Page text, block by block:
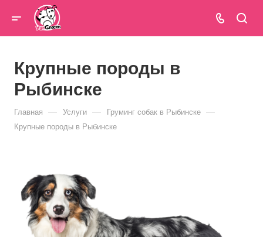
Крупные породы в
Рыбинске
Главная — Услуги — Груминг собак в Рыбинске —
Крупные породы в Рыбинске